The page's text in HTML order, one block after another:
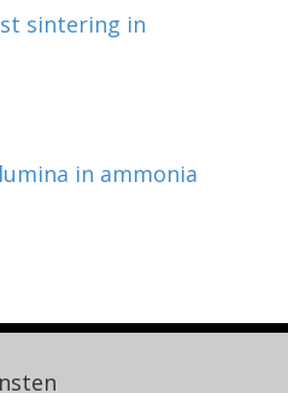
sintering in
in ammonia